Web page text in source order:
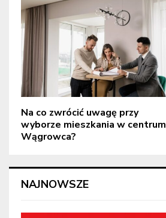
Na co zwrócić uwagę przy
wyborze mieszkania w centrum
Wągrowca?
NAJNOWSZE